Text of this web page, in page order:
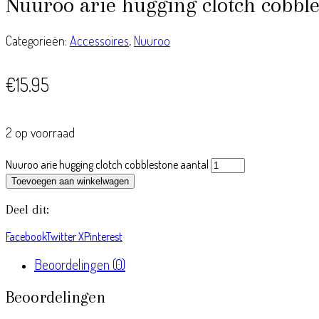
Categorieën: Accessoires, Nuuroo
€15.95
2 op voorraad
Nuuroo arie hugging clotch cobblestone aantal
Toevoegen aan winkelwagen
Deel dit:
FacebookTwitter XPinterest
Beoordelingen (0)
Beoordelingen